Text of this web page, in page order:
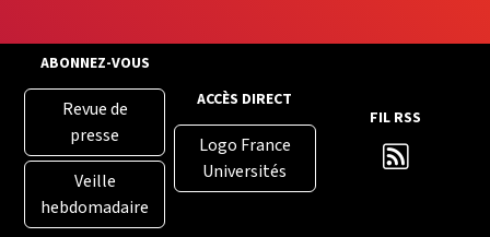
ABONNEZ-VOUS
Revue de
presse
Veille
hebdomadaire
ACCÈS DIRECT
Logo France
Universités
FIL RSS